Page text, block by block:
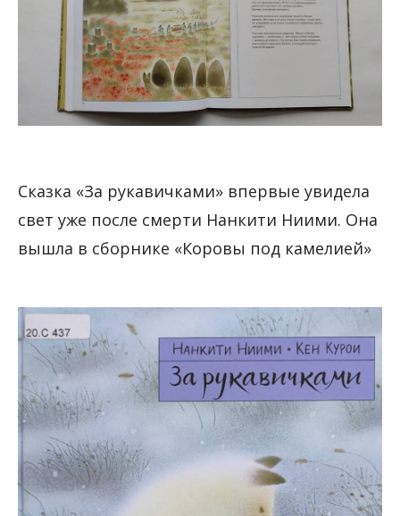
Сказка «За рукавичками» впервые увидела
свет уже после смерти Нанкити Ниими. Она
вышла в сборнике «Коровы под камелией»